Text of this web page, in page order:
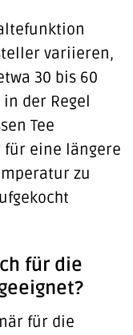
variieren,
30 bis 60
der Regel
Tee
für eine längere
zu
für die
für die